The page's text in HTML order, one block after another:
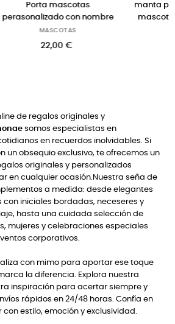
nombre
manta personalizada para
mascotas perros o gatos
de regalos originales y
somos especialistas en
en recuerdos inolvidables. Si
un obsequio exclusivo, te ofrecemos un
originales y personalizados
en cualquier ocasión.Nuestra seña de
a medida: desde elegantes
con iniciales bordadas, neceseres y
hasta una cuidada selección de
mujeres y celebraciones especiales
corporativos.
con mimo para aportar ese toque
la diferencia. Explora nuestra
inspiración para acertar siempre y
rápidos en 24/48 horas. Confía en
estilo, emoción y exclusividad.